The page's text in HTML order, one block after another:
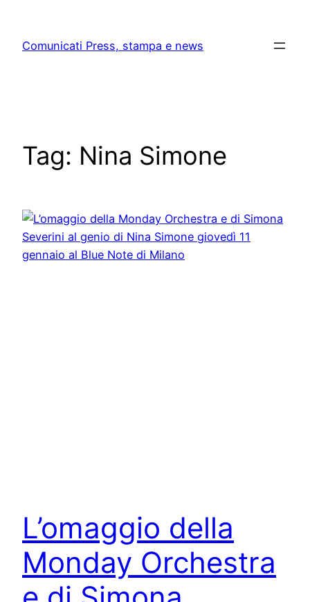
content
Comunicati Press, stampa e news
Tag: Nina Simone
L’omaggio della
Monday Orchestra